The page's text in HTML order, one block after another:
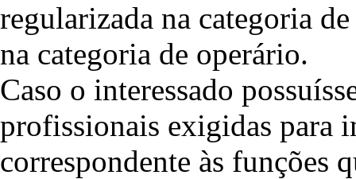
regularizada na categoria
na categoria de operário.
Caso o interessado
profissionais exigidas para
correspondente às funções